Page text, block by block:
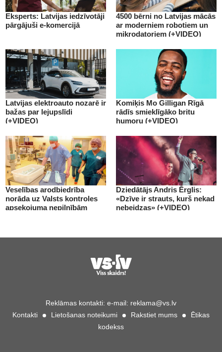
Eksperts: Latvijas iedzīvotāji
pārgājuši e-komercijā
4500 bērni no Latvijas mācās
ar moderniem robotiem un
mikrodatoriem (+VIDEO)
Latvijas elektroauto nozarē ir
bažas par lejupslīdi
(+VIDEO)
Komiķis Mo Gilligan Rīgā
rādīs smieklīgāko britu
humoru (+VIDEO)
Veselības arodbiedrība
norāda uz Valsts kontroles
apsekojuma nepilnībām
Dziedātājs Andris Ērglis:
«Dzīve ir strauts, kurš nekad
nebeidzas» (+VIDEO)
Reklāmas kontakti: e-mail: reklama@vs.lv
Kontakti
Lietošanas noteikumi Rakstiet mums
Ētikas
kodekss